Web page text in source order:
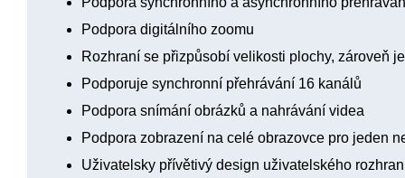
Podpora digitálního zoomu
Rozhraní se přizpůsobí velikosti plochy, zároveň
Podporuje synchronní přehrávání 16 kanálů
Podpora snímání obrázků a nahrávání videa
Podpora zobrazení na celé obrazovce pro jeden
Uživatelsky přívětivý design uživatelského